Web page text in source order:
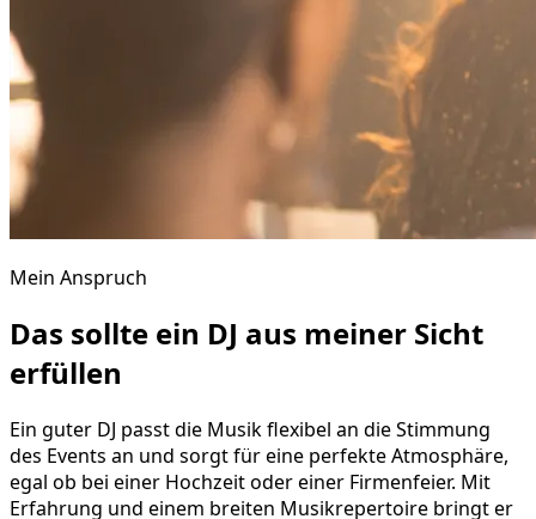
Mein Anspruch
Das sollte ein DJ aus meiner Sicht
erfüllen
Ein guter DJ passt die Musik flexibel an die Stimmung
des Events an und sorgt für eine perfekte Atmosphäre,
egal ob bei einer Hochzeit oder einer Firmenfeier. Mit
Erfahrung und einem breiten Musikrepertoire bringt er